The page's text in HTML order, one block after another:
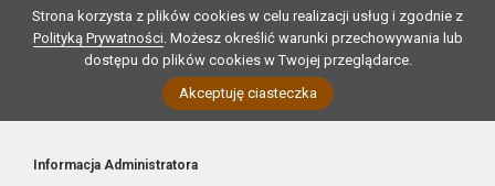
Strona korzysta z plików cookies w celu realizacji usług i zgodnie z
Polityką Prywatności. Możesz określić warunki przechowywania lub
dostępu do plików cookies w Twojej przeglądarce.
Akceptuję ciasteczka
Informacja Administratora